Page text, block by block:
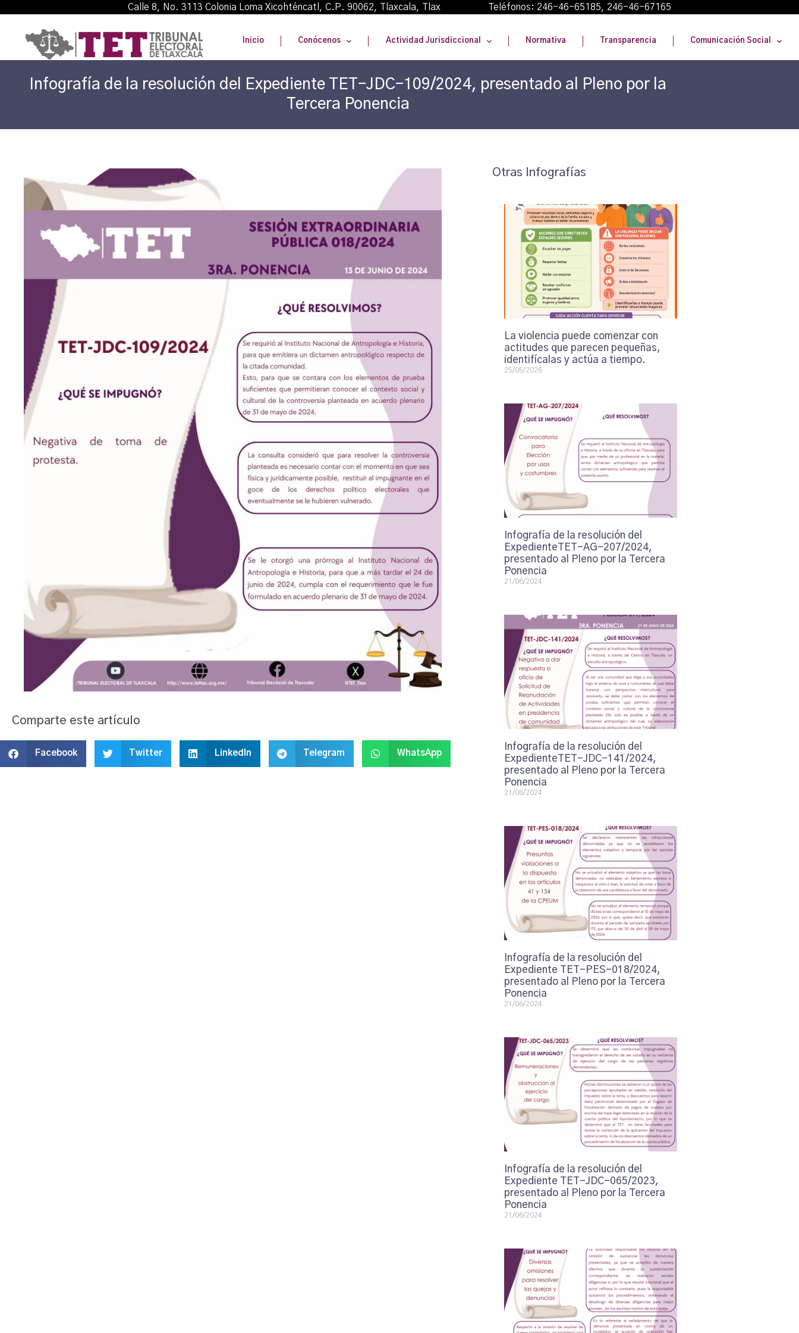
Calle 8, No. 3113 Colonia Loma Xicohténcatl, C.P. 90062, Tlaxcala, Tlax Teléfonos: 246-46-65185, 246-46-67165
Inicio Conócenos Actividad Jurisdiccional Normativa Transparencia Comunicación Social
Infografía de la resolución del Expediente TET-JDC-109/2024, presentado al Pleno por la
Tercera Ponencia
Comparte este artículo
Facebook Twitter LinkedIn Telegram WhatsApp
Otras Infografías
La violencia puede comenzar con
actitudes que parecen pequeñas,
identifícalas y actúa a tiempo.
25/05/2026
Infografía de la resolución del
ExpedienteTET-AG-207/2024,
presentado al Pleno por la Tercera
Ponencia
21/06/2024
Infografía de la resolución del
ExpedienteTET-JDC-141/2024,
presentado al Pleno por la Tercera
Ponencia
21/06/2024
Infografía de la resolución del
Expediente TET-PES-018/2024,
presentado al Pleno por la Tercera
Ponencia
21/06/2024
Infografía de la resolución del
Expediente TET-JDC-065/2023,
presentado al Pleno por la Tercera
Ponencia
21/06/2024